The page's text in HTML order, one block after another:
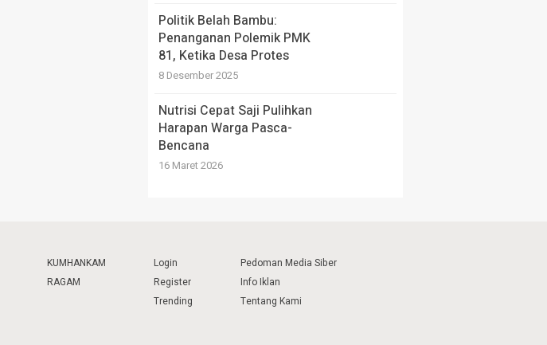
Politik Belah Bambu:
Penanganan Polemik PMK
81, Ketika Desa Protes
8 Desember 2025
Nutrisi Cepat Saji Pulihkan
Harapan Warga Pasca-
Bencana
16 Maret 2026
KUMHANKAM
RAGAM
Login
Register
Trending
Pedoman Media Siber
Info Iklan
Tentang Kami